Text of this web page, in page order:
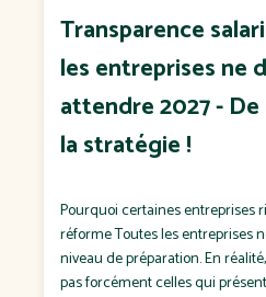
Transparence
les entreprises ne
attendre 2027 -
la stratégie !
Pourquoi certaines entreprises
réforme Toutes les entreprises
niveau de préparation. En
pas forcément celles qui